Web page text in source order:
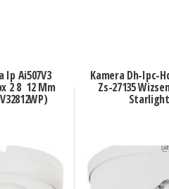
Ip Ai507V3
2 8 12 Mm
Kamera Dh-Ipc-
Zs-27135
Starlight